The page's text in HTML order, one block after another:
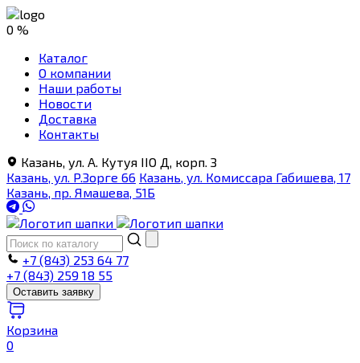
0 %
Каталог
О компании
Наши работы
Новости
Доставка
Контакты
Казань, ул. А. Кутуя IIO Д, корп. З
Казань, ул. Р.Зорге 66 Казань, ул. Комиссара Габишева, 17
Казань, пр. Ямашева, 51Б
+7 (843) 253 64 77
+7 (843) 259 18 55
Оставить заявку
Корзина
0